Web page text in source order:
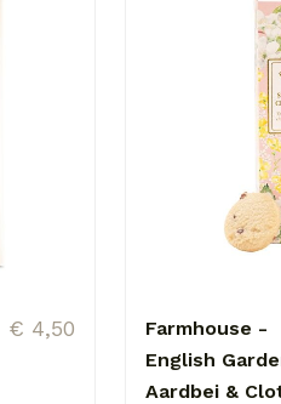
€ 4,50
Farmhouse -
English
Aardbei &